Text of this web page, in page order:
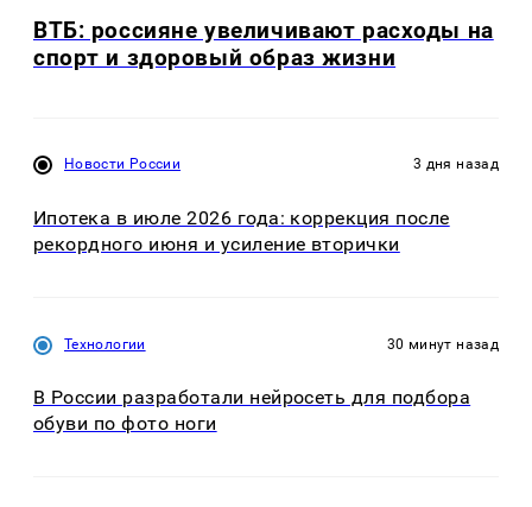
ВТБ: россияне увеличивают расходы на
спорт и здоровый образ жизни
Новости России 3 дня назад
Ипотека в июле 2026 года: коррекция после
рекордного июня и усиление вторички
Технологии 30 минут назад
В России разработали нейросеть для подбора
обуви по фото ноги